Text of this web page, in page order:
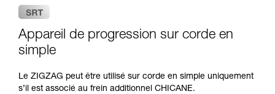
Appareil de progression sur corde en
simple
Le ZIGZAG peut être utilisé sur corde en simple uniquement
s’il est associé au frein additionnel CHICANE.